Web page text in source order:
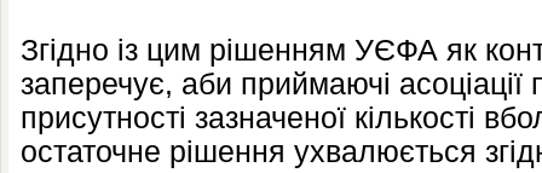
Згідно із цим рішенням УЄФА як
заперечує, аби приймаючі асоціації
присутності зазначеної кількості
остаточне рішення ухвалюється